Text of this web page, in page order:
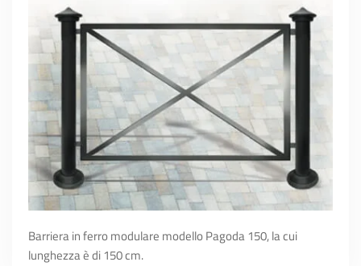
Barriera in ferro modulare modello Pagoda 150, la cui
lunghezza è di 150 cm.